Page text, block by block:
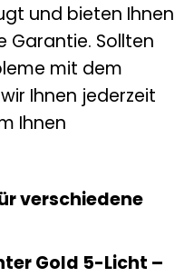
und bieten Ihnen
Garantie. Sollten
mit dem
Ihnen jederzeit
Ihnen
verschiedene
Gold 5-Licht –